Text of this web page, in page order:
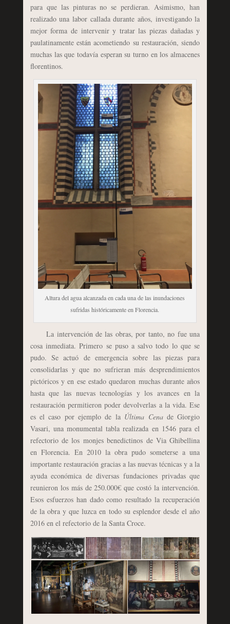
para que las pinturas no se perdieran. Asimismo, han
realizado una labor callada durante años, investigando la
mejor forma de intervenir y tratar las piezas dañadas y
paulatinamente están acometiendo su restauración, siendo
muchas las que todavía esperan su turno en los almacenes
florentinos.
Altura del agua alcanzada en cada una de las inundaciones
sufridas históricamente en Florencia.
La intervención de las obras, por tanto, no fue una
cosa inmediata. Primero se puso a salvo todo lo que se
pudo. Se actuó de emergencia sobre las piezas para
consolidarlas y que no sufrieran más desprendimientos
pictóricos y en ese estado quedaron muchas durante años
hasta que las nuevas tecnologías y los avances en la
restauración permitieron poder devolverlas a la vida. Ese
es el caso por ejemplo de la Última Cenade Giorgio
Vasari, una monumental tabla realizada en 1546 para el
refectorio de los monjes benedictinos de Via Ghibellina
en Florencia. En 2010 la obra pudo someterse a una
importante restauración gracias a las nuevas técnicas y a la
ayuda económica de diversas fundaciones privadas que
reunieron los más de 250.000€ que costó la intervención.
Esos esfuerzos han dado como resultado la recuperación
de la obra y que luzca en todo su esplendor desde el año
2016 en el refectorio de la Santa Croce.